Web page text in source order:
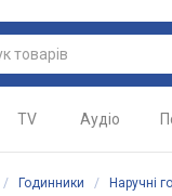
TV Аудіо
/ Годинники / Наручні